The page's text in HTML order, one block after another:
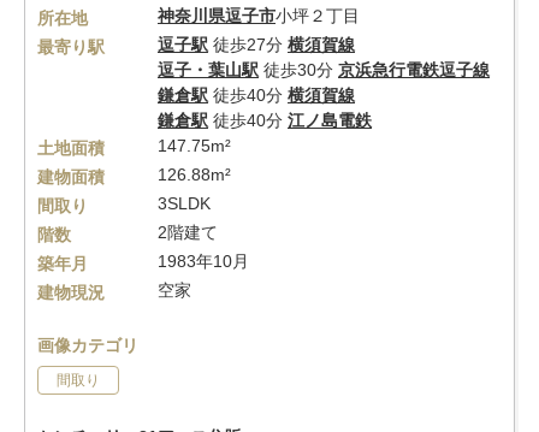
所在地 神奈川県逗子市小坪２丁目
最寄り駅
逗子駅 徒歩27分 横須賀線
逗子・葉山駅 徒歩30分 京浜急行電鉄逗子線
鎌倉駅 徒歩40分 横須賀線
鎌倉駅 徒歩40分 江ノ島電鉄
土地面積
147.75m²
建物面積
126.88m²
間取り
3SLDK
階数
2階建て
築年月
1983年10月
建物現況
空家
画像カテゴリ
間取り